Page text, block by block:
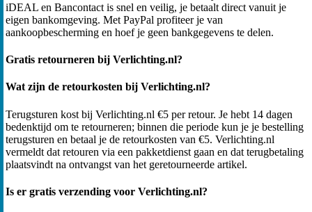
iDEAL en Bancontact is snel en veilig, je betaalt direct vanuit je
eigen bankomgeving. Met PayPal profiteer je van
aankoopbescherming en hoef je geen bankgegevens te delen.
Gratis retourneren bij Verlichting.nl?
Wat zijn de retourkosten bij Verlichting.nl?
Terugsturen kost bij Verlichting.nl €5 per retour. Je hebt 14 dagen
bedenktijd om te retourneren; binnen die periode kun je je bestelling
terugsturen en betaal je de retourkosten van €5. Verlichting.nl
vermeldt dat retouren via een pakketdienst gaan en dat terugbetaling
plaatsvindt na ontvangst van het geretourneerde artikel.
Is er gratis verzending voor Verlichting.nl?